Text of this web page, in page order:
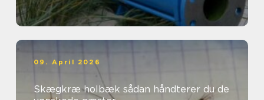
09. April 2026
Skægkræ holbæk sådan håndterer du de